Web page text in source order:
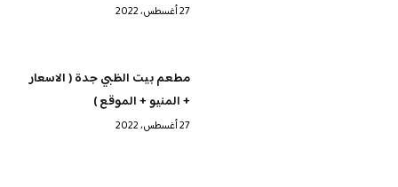
27 أغسطس، 2022
مطعم بيت الظبي جدة ( الاسعار
+ المنيو + الموقع )
27 أغسطس، 2022